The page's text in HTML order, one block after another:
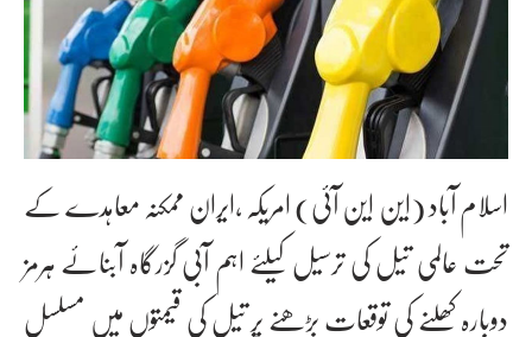
اسلام آباد (این این آئی) امریکہ ،ایران ممکنہ معاہدے کے
تحت عالمی تیل کی ترسیل کیلئے اہم آبی گزرگاہ آبنائے ہرمز
دوبارہ کھلنے کی توقعات بڑھنے پر تیل کی قیمتوں میں مسلسل